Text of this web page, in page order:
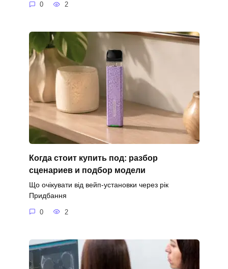
0 2
Когда стоит купить под: разбор
сценариев и подбор модели
Що очікувати від вейп-установки через рік
Придбання
0 2